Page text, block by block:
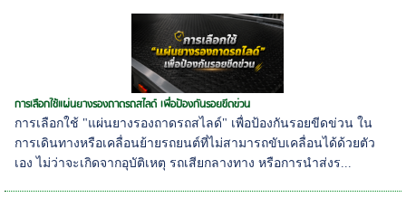
การเลือกใช้แผ่นยางรองถาดรถสไลด์ เพื่อป้องกันรอยขีดข่วน
การเลือกใช้ "แผ่นยางรองถาดรถสไลด์" เพื่อป้องกันรอยขีดข่วน ใน
การเดินทางหรือเคลื่อนย้ายรถยนต์ที่ไม่สามารถขับเคลื่อนได้ด้วยตัว
เอง ไม่ว่าจะเกิดจากอุบัติเหตุ รถเสียกลางทาง หรือการนำส่งร...